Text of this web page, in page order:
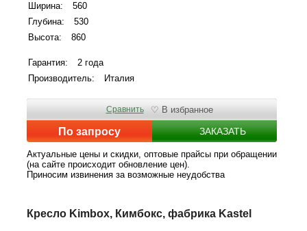
Ширина:
560
Глубина:
530
Высота:
860
Гарантия:
2 года
Производитель:
Италия
По запросу ЗАКАЗАТЬ
Сравнить ♡ В избранное
Актуальные цены и скидки, оптовые прайсы при обращении
(на сайте происходит обновление цен).
Приносим извинения за возможные неудобства
Кресло Kimbox, Кимбокс, фабрика Kastel